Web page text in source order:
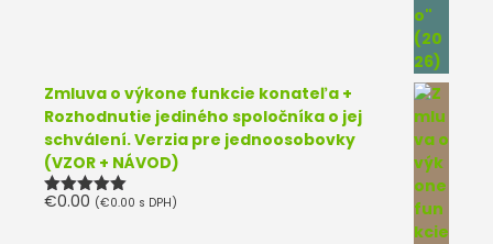
Zmluva o výkone funkcie konateľa +
Rozhodnutie jediného spoločníka o jej
schválení. Verzia pre jednoosobovky
(VZOR + NÁVOD)
Hodnotenie
€0.00 (€0.00 s DPH)